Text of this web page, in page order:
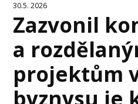
30.5. 2026
Zazvonil
a
projektům